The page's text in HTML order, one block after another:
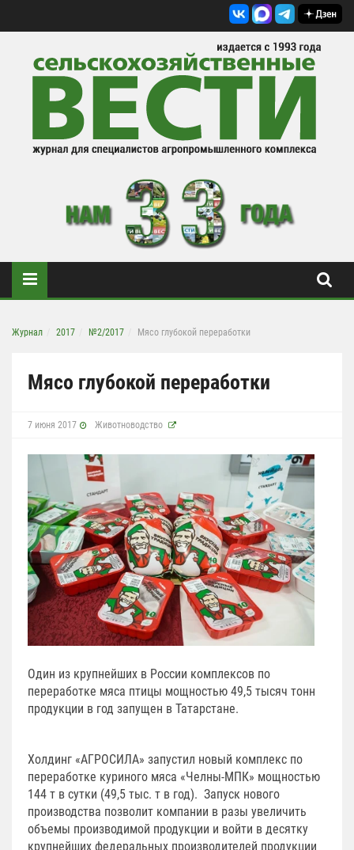
Журнал 2017 №2/2017 Мясо глубокой переработки
Мясо глубокой переработки
7 июня 2017 Животноводство
Один из крупнейших в России комплексов по
переработке мяса птицы мощностью 49,5 тысяч тонн
продукции в год запущен в Татарстане.
Холдинг «АГРОСИЛА» запустил новый комплекс по
переработке куриного мяса «Челны-МПК» мощностью
144 т в сутки (49,5 тыс. т в год). Запуск нового
производства позволит компании в разы увеличить
объемы производимой продукции и войти в десятку
крупнейших федеральных производителей продукции